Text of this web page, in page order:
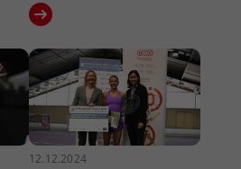
12.12.2024